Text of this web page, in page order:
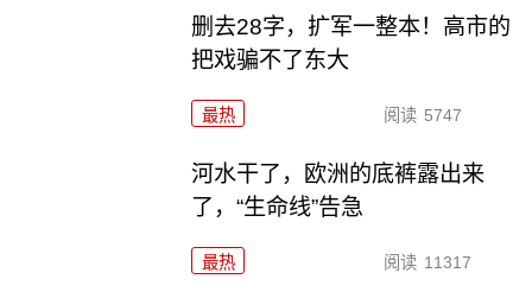
删去28字，扩军一整本！高市的
把戏骗不了东大
最热 阅读 5747
河水干了，欧洲的底裤露出来
了，“生命线”告急
最热 阅读 11317